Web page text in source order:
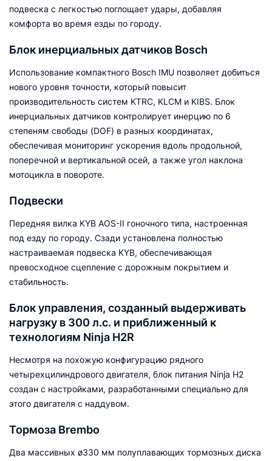
подвеска с легкостью поглощает удары, добавляя
комфорта во время езды по городу.
Блок инерциальных датчиков Bosch
Использование компактного Bosch IMU позволяет добиться
нового уровня точности, который повысит
производительность систем KTRC, KLCM и KIBS. Блок
инерциальных датчиков контролирует инерцию по 6
степеням свободы (DOF) в разных координатах,
обеспечивая мониторинг ускорения вдоль продольной,
поперечной и вертикальной осей, а также угол наклона
мотоцикла в повороте.
Подвески
Передняя вилка KYB AOS-II гоночного типа, настроенная
под езду по городу. Сзади установлена полностью
настраиваемая подвеска KYB, обеспечивающая
превосходное сцепление с дорожным покрытием и
стабильность.
Блок управления, созданный выдерживать
нагрузку в 300 л.с. и приближенный к
технологиям Ninja H2R
Несмотря на похожую конфигурацию рядного
четырехцилиндрового двигателя, блок питания Ninja H2
создан с настройками, разработанными специально для
этого двигателя с наддувом.
Тормоза Brembo
Два массивных ø330 мм полуплавающих тормозных диска